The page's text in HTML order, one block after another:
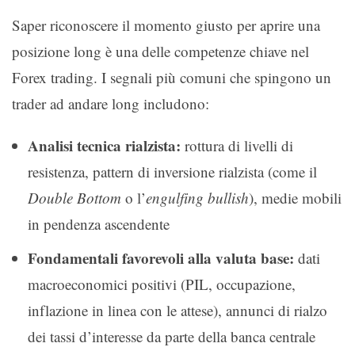
Saper riconoscere il momento giusto per aprire una
posizione long è una delle competenze chiave nel
Forex trading. I segnali più comuni che spingono un
trader ad andare long includono:
Analisi tecnica rialzista: rottura di livelli di
resistenza, pattern di inversione rialzista (come il
Double Bottom o l’engulfing bullish), medie mobili
in pendenza ascendente
Fondamentali favorevoli alla valuta base: dati
macroeconomici positivi (PIL, occupazione,
inflazione in linea con le attese), annunci di rialzo
dei tassi d’interesse da parte della banca centrale